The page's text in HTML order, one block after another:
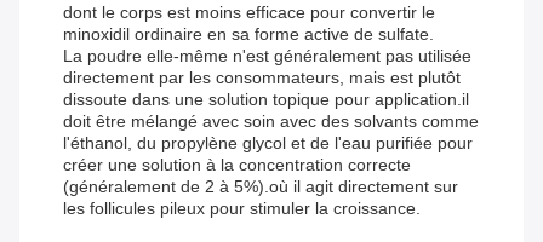
dont le corps est moins efficace pour convertir le
minoxidil ordinaire en sa forme active de sulfate.
La poudre elle-même n'est généralement pas utilisée
directement par les consommateurs, mais est plutôt
dissoute dans une solution topique pour application.il
doit être mélangé avec soin avec des solvants comme
l'éthanol, du propylène glycol et de l'eau purifiée pour
créer une solution à la concentration correcte
(généralement de 2 à 5%).où il agit directement sur
les follicules pileux pour stimuler la croissance.